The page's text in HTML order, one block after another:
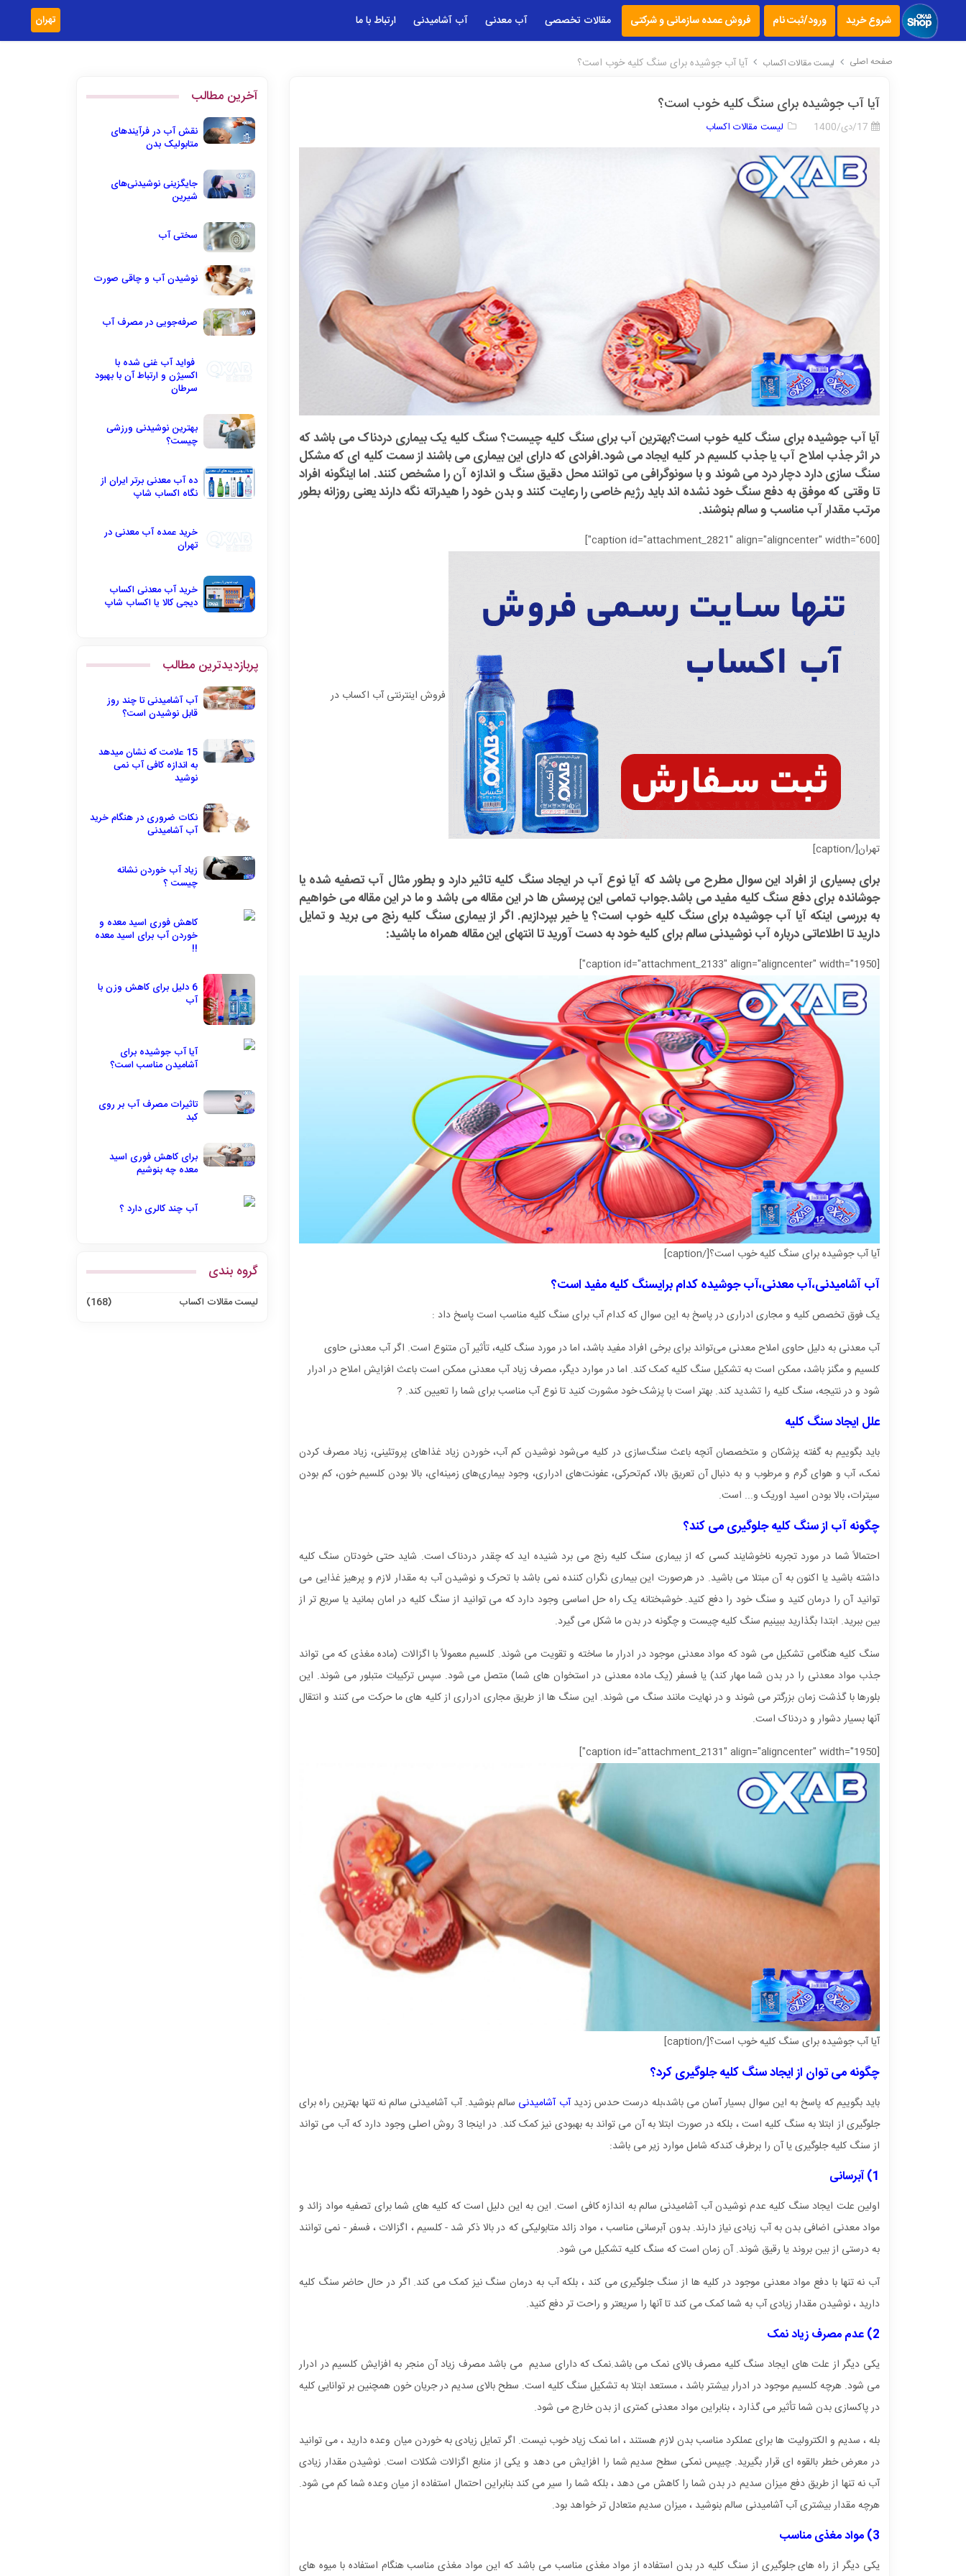
شروع خرید ورود/ثبت نام فروش عمده سازمانی و شرکتی مقالات تخصصی آب معدنی آب آشامیدنی ارتباط با ما تهران
صفحه اصلی لیست مقالات اکساب آیا آب جوشیده برای سنگ کلیه خوب است؟
آیا آب جوشیده برای سنگ کلیه خوب است؟
لیست مقالات اکساب
آیا آب جوشیده برای سنگ کلیه خوب است؟بهترین آب برای سنگ کلیه چیست؟ سنگ کلیه یک بیماری دردناک می باشد که
در اثر جذب املاح آب یا جذب کلسیم در کلیه ایجاد می شود.افرادی که دارای این بیماری می باشند از سمت کلیه ای که مشکل
سنگ سازی دارد دچار درد می شوند و با سونوگرافی می توانند محل دقیق سنگ و اندازه آن را مشخص کنند. اما اینگونه افراد
تا وقتی که موفق به دفع سنگ خود نشده اند باید رژیم خاصی را رعایت کنند و بدن خود را هیدراته نگه دارند یعنی روزانه بطور
مرتب مقدار آب مناسب و سالم بنوشند.
[caption id="attachment_2821" align="aligncenter" width="600"]
فروش اینترنتی آب اکساب در
تهران[/caption]
برای بسیاری از افراد این سوال مطرح می باشد که آیا نوع آب در ایجاد سنگ کلیه تاثیر دارد و بطور مثال آب تصفیه شده یا
جوشانده برای دفع سنگ کلیه مفید می باشد.جواب تمامی این پرسش ها در این مقاله می باشد و ما در این مقاله می خواهیم
به بررسی اینکه آیا آب جوشیده برای سنگ کلیه خوب است؟ یا خیر بپردازیم. اگر از بیماری سنگ کلیه رنج می برید و تمایل
دارید تا اطلاعاتی درباره آب نوشیدنی سالم برای کلیه خود به دست آورید تا انتهای این مقاله همراه ما باشید:
[caption id="attachment_2133" align="aligncenter" width="1950"]
آیا آب جوشیده برای سنگ کلیه خوب است؟[/caption]
آب آشامیدنی،آب معدنی،آب جوشیدهکدام برایسنگ کلیه مفید است؟
یک فوق تخصص کلیه و مجاری ادراری در پاسخ به این سوال که کدام آب برای سنگ کلیه مناسب است پاسخ داد :
آب معدنی به دلیل حاوی املاح معدنی می‌تواند برای برخی افراد مفید باشد، اما در مورد سنگ کلیه، تأثیر آن متنوع است. اگر آب معدنی حاوی
کلسیم و مگنز باشد، ممکن است به تشکیل سنگ کلیه کمک کند. اما در موارد دیگر، مصرف زیاد آب معدنی ممکن است باعث افزایش املاح در ادرار
شود و در نتیجه، سنگ کلیه را تشدید کند. بهتر است با پزشک خود مشورت کنید تا نوع آب مناسب برای شما را تعیین کند. ?
علل ایجاد سنگ کلیه
باید بگوییم به گفته پزشکان و متخصصان آنچه باعث سنگ‌سازی در کلیه می‌شود نوشیدن کم آب، خوردن زیاد غذاهای پروتئینی، زیاد مصرف کردن
نمک، آب و هوای گرم و مرطوب و به دنبال آن تعریق بالا، کم‌تحرکی، عفونت‌های ادراری، وجود بیماری‌های زمینه‌ای، بالا بودن کلسیم خون، کم بودن
سیترات، بالا بودن اسید اوریک و... است.
چگونه آب از سنگ کلیه جلوگیری می کند؟
احتمالاً شما در مورد تجربه ناخوشایند کسی که از بیماری سنگ کلیه رنج می برد شنیده اید که چقدر دردناک است. شاید حتی خودتان سنگ کلیه
داشته باشید یا اکنون به آن مبتلا می باشید. در هرصورت این بیماری نگران کننده نمی باشد با تحرک و نوشیدن آب به مقدار لازم و پرهیز غذایی می
توانید آن را درمان کنید و سنگ خود را دفع کنید. خوشبختانه یک راه حل اساسی وجود دارد که می توانید از سنگ کلیه در امان بمانید یا سریع تر از
بین ببرید. ابتدا بگذارید ببینیم سنگ کلیه چیست و چگونه در بدن ما شکل می گیرد.
سنگ کلیه هنگامی تشکیل می شود که مواد معدنی موجود در ادرار ما ساخته و تقویت می شوند. کلسیم معمولاً با اگزالات (ماده مغذی که می تواند
جذب مواد معدنی را در بدن شما مهار کند) یا فسفر (یک ماده معدنی در استخوان های شما) متصل می شود. سپس ترکیبات متبلور می شوند. این
بلورها با گذشت زمان بزرگتر می شوند و در نهایت مانند سنگ می شوند. این سنگ ها از طریق مجاری ادراری از کلیه های ما حرکت می کنند و انتقال
آنها بسیار دشوار و دردناک است.
[caption id="attachment_2131" align="aligncenter" width="1950"]
آیا آب جوشیده برای سنگ کلیه خوب است؟[/caption]
چگونه می توان از ایجاد سنگ کلیه جلوگیری کرد؟
باید بگوییم که پاسخ به این سوال بسیار آسان می باشد،بله درست حدس زدیدآب آشامیدنی سالم بنوشید. آب آشامیدنی سالم نه تنها بهترین راه برای
جلوگیری از ابتلا به سنگ کلیه است ، بلکه در صورت ابتلا به آن می تواند به بهبودی نیز کمک کند. در اینجا 3 روش اصلی وجود دارد که آب می تواند
از سنگ کلیه جلوگیری یا آن را برطرف کندکه شامل موارد زیر می باشد:
1) آبرسانی
اولین علت ایجاد سنگ کلیه عدم نوشیدن آب آشامیدنی سالم به اندازه کافی است. این به این دلیل است که کلیه های شما برای تصفیه مواد زائد و
مواد معدنی اضافی بدن به آب زیادی نیاز دارند. بدون آبرسانی مناسب ، مواد زائد متابولیکی که در بالا ذکر شد - کلسیم ، اگزالات ، فسفر - نمی توانند
به درستی از بین بروند یا رقیق شوند. آن زمان است که سنگ کلیه تشکیل می شود.
آب نه تنها با دفع مواد معدنی موجود در کلیه ها از سنگ جلوگیری می کند ، بلکه آب به درمان سنگ نیز کمک می کند. اگر در حال حاضر سنگ کلیه
دارید ، نوشیدن مقدار زیادی آب به شما کمک می کند تا آنها را سریعتر و راحت تر دفع کنید.
2) عدم مصرف زیاد نمک
یکی دیگر از علت های ایجاد سنگ کلیه مصرف بالای نمک می باشد.نمک که دارای سدیم می باشد مصرف زیاد آن منجر به افزایش کلسیم در ادرار
می شود. هرچه کلسیم موجود در ادرار بیشتر باشد ، مستعد ابتلا به تشکیل سنگ کلیه است. سطح بالای سدیم در جریان خون همچنین بر توانایی کلیه
در پاکسازی بدن شما تأثیر می گذارد ، بنابراین مواد معدنی کمتری از بدن خارج می شود.
بله ، سدیم و الکترولیت ها برای عملکرد مناسب بدن لازم هستند ، اما نمک زیاد خوب نیست. اگر تمایل زیادی به خوردن میان وعده دارید ، می توانید
در معرض خطر بالقوه ای قرار بگیرید. چیپس نمکی سطح سدیم شما را افزایش می دهد و یکی از منابع اگزالات شکلات است. نوشیدن مقدار زیادی
آب نه تنها از طریق دفع میزان سدیم در بدن شما را کاهش می دهد ، بلکه شما را سیر می کند بنابراین احتمال استفاده از میان وعده شما کم می شود.
هرچه مقدار بیشتری آب آشامیدنی سالم بنوشید ، میزان سدیم متعادل تر خواهد بود.
3) مواد مغذی مناسب
یکی دیگر از راه های جلوگیری از سنگ کلیه در بدن استفاده از مواد مغذی مناسب می باشد که این مواد مغذی مناسب هنگام استفاده با میوه های
آخرین مطالب
نقش آب در فرآیندهای
متابولیک بدن
جایگزینی نوشیدنی‌های
شیرین
سختی آب
نوشیدن آب و چاقی صورت
صرفه‌جویی در مصرف آب
فواید آب غنی شده با
اکسیژن و ارتباط آن با بهبود
سرطان
بهترین نوشیدنی ورزشی
چیست؟
ده آب معدنی برتر ایران از
نگاه اکساب شاپ
خرید عمده آب معدنی در
تهران
خرید آب معدنی اکساب
دیجی کالا یا اکساب شاپ
پربازدیدترین مطالب
آب آشامیدنی تا چند روز
قابل نوشیدن است؟
15 علامت که نشان میدهد
به اندازه کافی آب نمی
نوشید
نکات ضروری در هنگام خرید
آب آشامیدنی
زیاد آب خوردن نشانه
چیست ؟
کاهش فوری اسید معده و
خوردن آب برای اسید معده
!!
6 دلیل برای کاهش وزن با
آب
آیا آب جوشیده برای
آشامیدن مناسب است؟
تاثیرات مصرف آب بر روی
کبد
برای کاهش فوری اسید
معده چه بنوشیم
آب چند کالری دارد ؟
گروه بندی
لیست مقالات اکساب (168)